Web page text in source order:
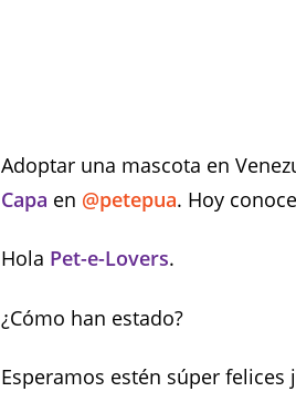
Adoptar una mascota en
Capa en @petepua. Hoy
Hola Pet-e-Lovers.
¿Cómo han estado?
Esperamos estén súper felices